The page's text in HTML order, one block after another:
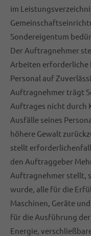
im
Sondereigentum
Der Auftragnehmer
Arbeiten erforderliche
Personal auf
Auftragnehmer trägt
Auftrages nicht durch
Ausfälle seines
höhere Gewalt
stellt
den Auftraggeber
Auftragnehmer stellt,
wurde, alle für die
Maschinen, Geräte
für die Ausführung
Energie,